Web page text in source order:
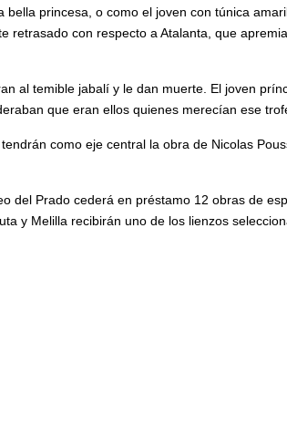
princesa, o como el joven con túnica
con respecto a Atalanta, que
al temible jabalí y le dan muerte. El joven
que eran ellos quienes merecían ese
como eje central la obra de Nicolas
Prado cederá en préstamo 12 obras de
y Melilla recibirán uno de los lienzos